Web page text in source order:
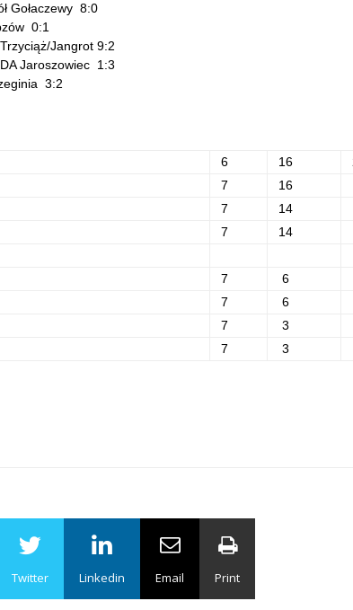
Gołaczewy 8:0
0:1
Jangrot 9:2
Jaroszowiec 1:3
3:2
6 16
7 16
7 14
7 14
7 6
7 6
7 3
7 3
Twitter Linkedin Email Print